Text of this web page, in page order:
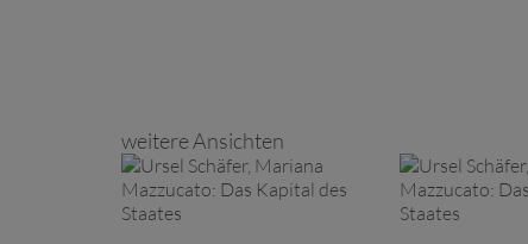
weitere Ansichten